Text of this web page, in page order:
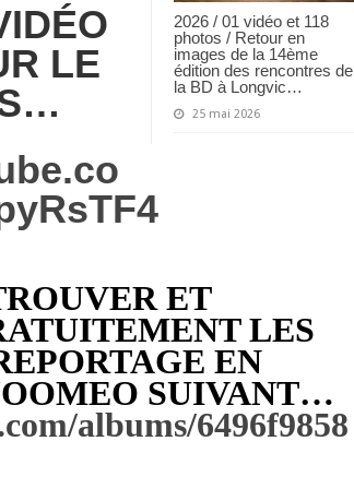
2026 / 01 vidéo et 118
photos / Retour en
images de la 14ème
édition des rencontres de
la BD à Longvic…
25 mai 2026
LE
ET
LES
EN
SUIVANT…
albums/6496f9858